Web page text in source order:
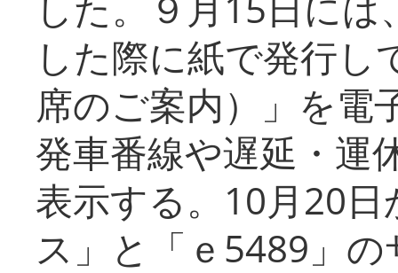
した際に紙で発行し
席のご案内）」を電
発車番線や遅延・運
表示する。10月20
ス」と「ｅ5489」